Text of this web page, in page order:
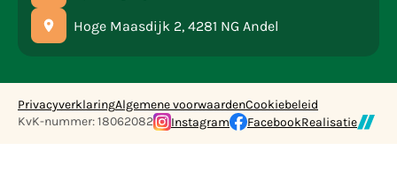
Hoge Maasdijk 2, 4281 NG Andel
PrivacyverklaringAlgemene voorwaardenCookiebeleid
KvK-nummer: 18062082
Instagram FacebookRealisatie